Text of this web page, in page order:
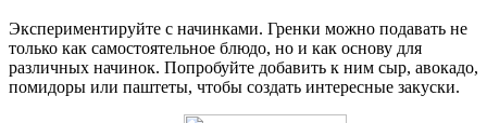
Экспериментируйте с начинками. Гренки можно подавать не
только как самостоятельное блюдо, но и как основу для
различных начинок. Попробуйте добавить к ним сыр, авокадо,
помидоры или паштеты, чтобы создать интересные закуски.